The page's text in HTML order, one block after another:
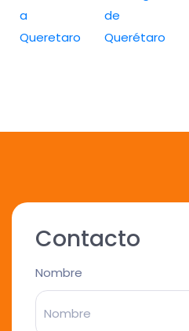
a
Queretaro
de
Querétaro
Contacto
Nombre